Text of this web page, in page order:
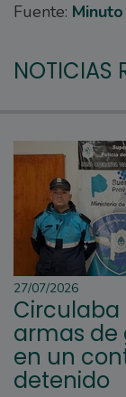
Fuente:
NOTICIAS
27/07/2026
Circulaba
armas de
en un
detenido